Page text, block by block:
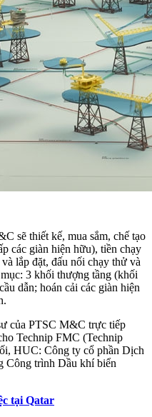
sẽ thiết kế, mua sắm, chế tạo
các giàn hiện hữu), tiền chạy
lắp đặt, đấu nối chạy thử và
3 khối thượng tầng (khối
dẫn; hoán cải các giàn hiện
của PTSC M&C trực tiếp
Technip FMC (Technip
HUC: Công ty cổ phần Dịch
Công trình Dầu khí biển
tại Qatar